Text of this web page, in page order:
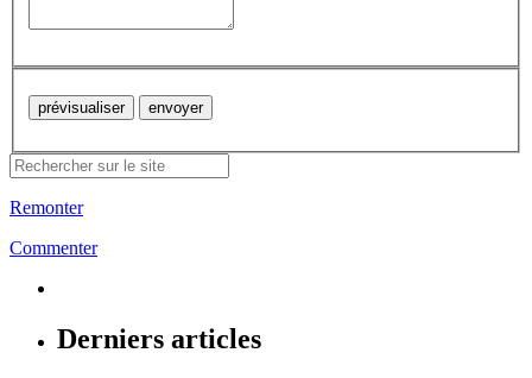
Remonter
Commenter
Derniers articles